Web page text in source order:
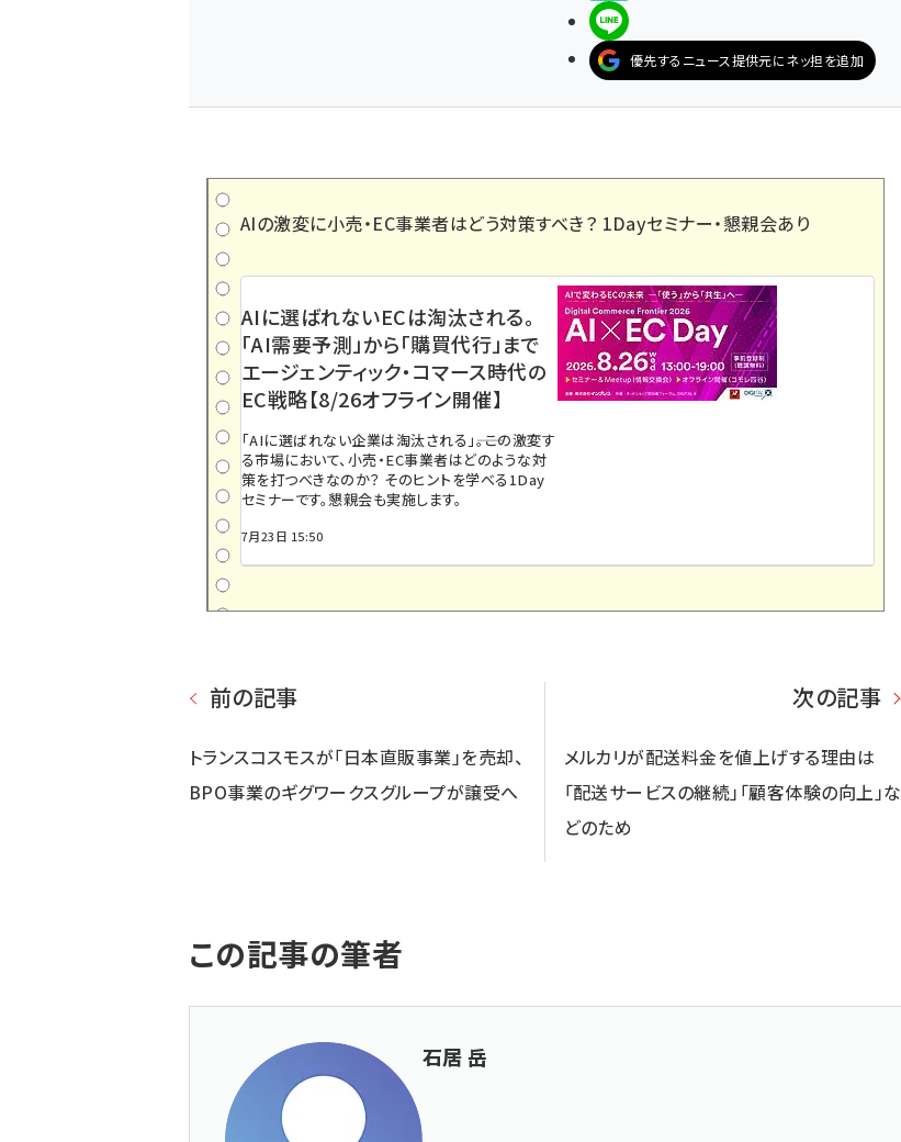
優先するニュース提供元にネッ担を追加
AIの激変に小売・EC事業者はどう対策すべき？ 1Dayセミナー・懇親会あり
AIに選ばれないECは淘汰される。
「AI需要予測」から「購買代行」まで
エージェンティック・コマース時代の
EC戦略【8/26オフライン開催】
「AIに選ばれない企業は淘汰される」――。この激変す
る市場において、小売・EC事業者はどのような対
策を打つべきなのか？ そのヒントを学べる1Day
セミナーです。懇親会も実施します。
7月23日 15:50
前の記事
トランスコスモスが「日本直販事業」を売却、
BPO事業のギグワークスグループが譲受へ
次の記事
メルカリが配送料金を値上げする理由は
「配送サービスの継続」「顧客体験の向上」な
どのため
この記事の筆者
石居 岳